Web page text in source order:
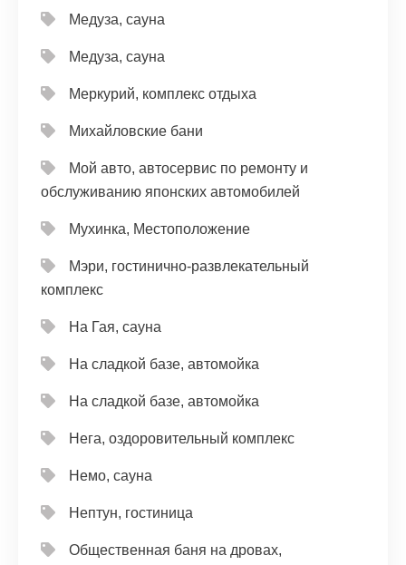
Медуза, сауна
Медуза, сауна
Меркурий, комплекс отдыха
Михайловские бани
Мой авто, автосервис по ремонту и
обслуживанию японских автомобилей
Мухинка, Местоположение
Мэри, гостинично-развлекательный
комплекс
На Гая, сауна
На сладкой базе, автомойка
На сладкой базе, автомойка
Нега, оздоровительный комплекс
Немо, сауна
Нептун, гостиница
Общественная баня на дровах,